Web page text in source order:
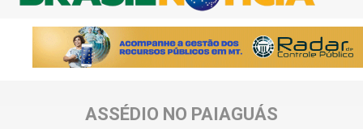
ASSÉDIO NO PAIAGUÁS